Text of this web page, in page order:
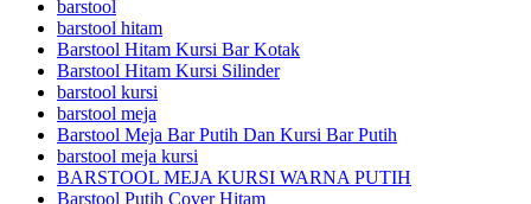
barstool
barstool hitam
Barstool Hitam Kursi Bar Kotak
Barstool Hitam Kursi Silinder
barstool kursi
barstool meja
Barstool Meja Bar Putih Dan Kursi Bar Putih
barstool meja kursi
BARSTOOL MEJA KURSI WARNA PUTIH
Barstool Putih Cover Hitam